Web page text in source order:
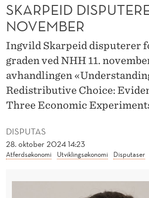
S
P
U
T
E
E
R
DISPUTAS
28. oktober 2024 14:23
Atferdsøkonomi Utviklingsøkonomi Disputaser
SKARPEID
NOVEMBER
Ingvild Skarpeid disputerer
graden ved NHH 11.
avhandlingen
Redistributive Choice:
Three Economic